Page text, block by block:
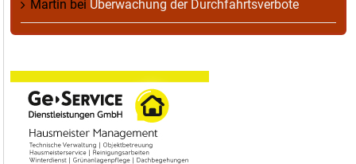
Martin bei Überwachung der Durchfahrtsverbote